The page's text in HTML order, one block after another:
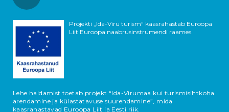
Projekti „Ida-Viru turism“ kaasrahastab Euroopa
Liit Euroopa naabrusinstrumendi raames.
Lehe haldamist toetab projekt “Ida-Virumaa kui turismisihtkoha
arendamine ja külastatavuse suurendamine”, mida
kaasrahastavad Euroopa Liit ja Eesti riik.